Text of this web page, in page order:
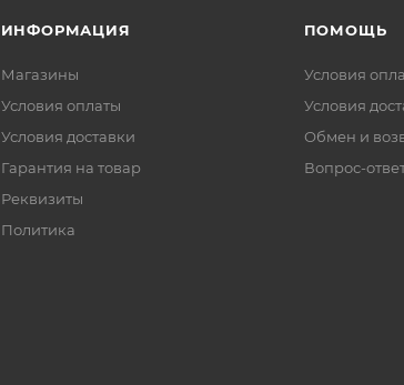
ИНФОРМАЦИЯ
Магазины
Условия оплаты
Условия доставки
Гарантия на товар
Реквизиты
Политика
ПОМОЩЬ
Условия
Условия
Обмен и
Вопрос-